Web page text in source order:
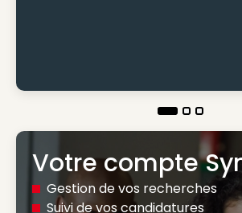
Votre compte
Gestion de vos recherches
Suivi de vos candidatures